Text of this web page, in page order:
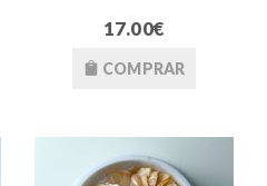
17.00€
COMPRAR